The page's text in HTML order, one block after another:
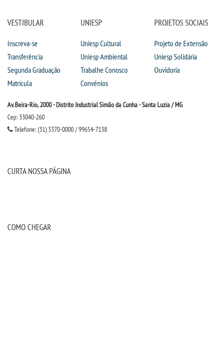
VESTIBULAR
Inscreva-se
Transferência
Segunda Graduação
Matrícula
UNIESP
Uniesp Cultural
Uniesp Ambiental
Trabalhe Conosco
Convênios
PROJETOS SOCIAIS
Projeto de Extensão
Uniesp Solidária
Ouvidoria
Av. Beira-Rio, 2000 - Distrito Industrial Simão da Cunha - Santa Luzia / MG
Cep: 33040-260
Telefone: (31) 3370-0000 / 99654-7138
CURTA NOSSA PÁGINA
COMO CHEGAR